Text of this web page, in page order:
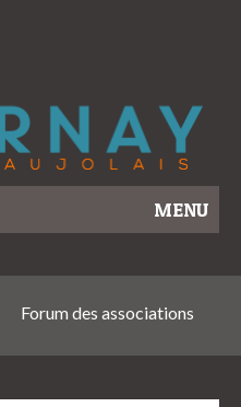
MENU
Forum des associations